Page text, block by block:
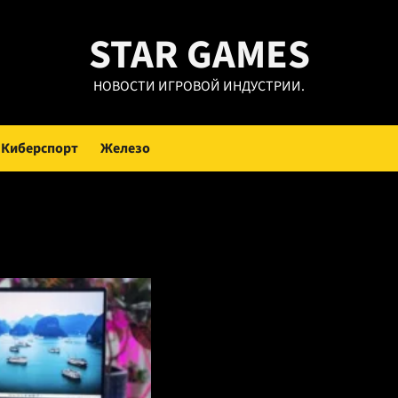
STAR GAMES
НОВОСТИ ИГРОВОЙ ИНДУСТРИИ.
Киберспорт Железо